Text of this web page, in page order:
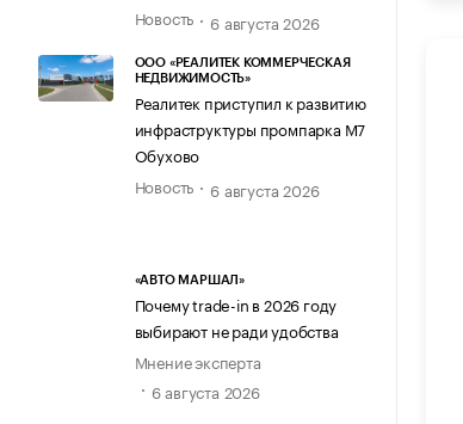
Новость
6 августа 2026
ООО «РЕАЛИТЕК КОММЕРЧЕСКАЯ
НЕДВИЖИМОСТЬ»
Реалитек приступил к развитию
инфраструктуры промпарка М7
Обухово
Новость
6 августа 2026
«АВТО МАРШАЛ»
Почему trade-in в 2026 году
выбирают не ради удобства
Мнение эксперта
6 августа 2026